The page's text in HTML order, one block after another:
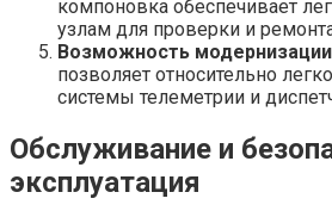
компоновка обеспечивает
узлам для проверки и
Возможность
позволяет относительно
системы телеметрии и
Обслуживание и
эксплуатация